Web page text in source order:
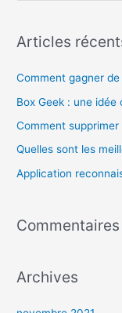
h
r
c
h
Articles
Comment gagner
Box Geek : une idée
Comment supprimer
Quelles sont les
Application
Archives